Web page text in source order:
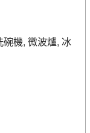
機, 微波爐, 冰